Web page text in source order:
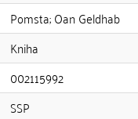
Pomsta; Oan Geldhab
Kniha
002115992
SSP